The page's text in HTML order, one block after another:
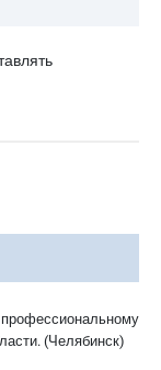
профессиональному
(Челябинск)